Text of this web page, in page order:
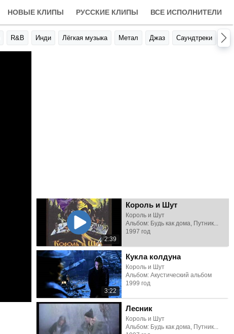
НОВЫЕ КЛИПЫ РУССКИЕ КЛИПЫ ВСЕ ИСПОЛНИТЕЛИ
R&B Инди Лёгкая музыка Метал Джаз Саундтреки
2:39
Король и Шут
Король и Шут
Альбом: Будь как дома, Путник...
1997 год
3:22
Кукла колдуна
Король и Шут
Альбом: Акустический альбом
1999 год
Лесник
Король и Шут
Альбом: Будь как дома, Путник...